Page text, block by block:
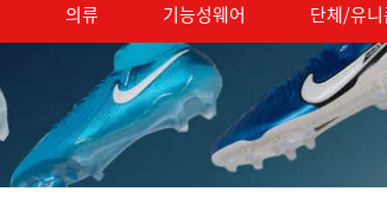
의류 기능성웨어 단체/유